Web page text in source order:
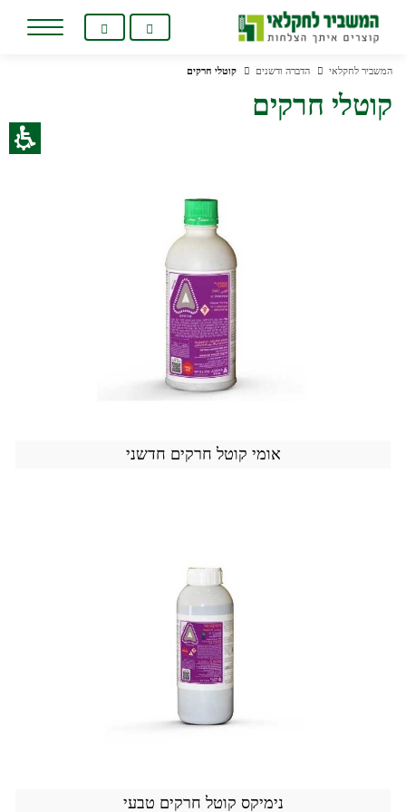
המשביר לחקלאי הדברה ודשנים קוטלי חרקים
קוטלי חרקים
אומי קוטל חרקים חדשני
נימיקס קוטל חרקים טבעי